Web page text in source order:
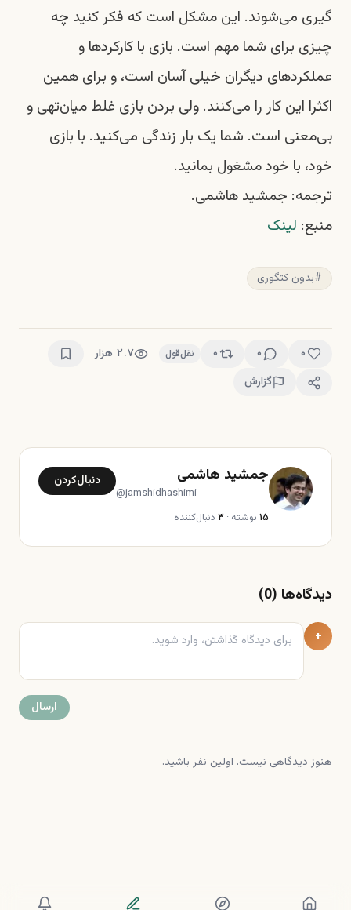
گیری می‌شوند. این مشکل است که فکر کنید چه
چیزی برای شما مهم است. بازی با کارکردها و
عملکردهای دیگران خیلی آسان است، و برای همین
اکثرا این کار را می‌کنند. ولی بردن بازی غلط میان‌تهی و
بی‌معنی است. شما یک بار زندگی می‌کنید. با بازی
خود، با خود مشغول بمانید.
ترجمه:‌ جمشید هاشمی.
منبع: لینک
#بدون کتگوری
۰ ۰ ۰ نقل‌قول
۲.۷ هزار
گزارش
جمشید هاشمی
@jamshidhashimi
۱۵ نوشته · ۳ دنبال‌کننده
دنبال‌کردن
دیدگاه‌ها (0
)
+
ارسال
هنوز دیدگاهی نیست. اولین نفر باشید.